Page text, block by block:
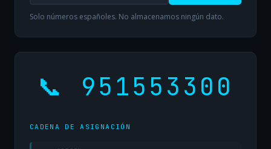
Solo números españoles. No almacenamos ningún dato.
📞 951553300
CADENA DE ASIGNACIÓN